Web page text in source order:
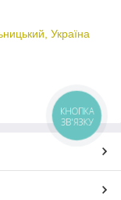
Україна
КНОПКА
ЗВ'ЯЗКУ